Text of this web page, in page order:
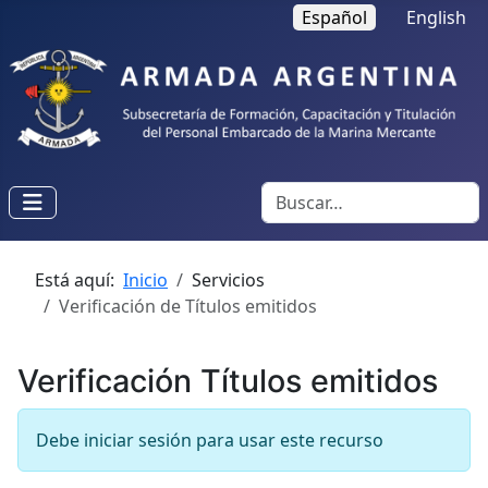
Español English
Buscar
Está aquí: Inicio
Servicios
Verificación de Títulos emitidos
Verificación Títulos emitidos
Debe iniciar sesión para usar este recurso